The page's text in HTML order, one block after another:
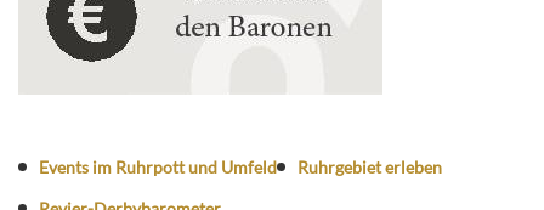
Events im Ruhrpott und Umfeld
Ruhrgebiet erleben